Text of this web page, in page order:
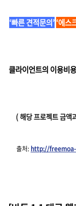
‘빠른 견적문의’‘에스
클라이언트의 이용비
( 해당 프로젝트 금액
출처: http://